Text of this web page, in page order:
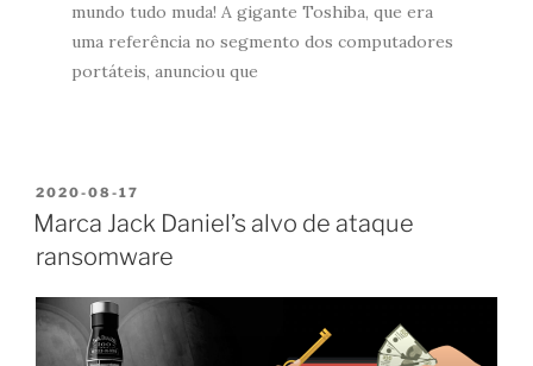
mundo tudo muda! A gigante Toshiba, que era
uma referência no segmento dos computadores
portáteis, anunciou que
2020-08-17
Marca Jack Daniel’s alvo de ataque
ransomware